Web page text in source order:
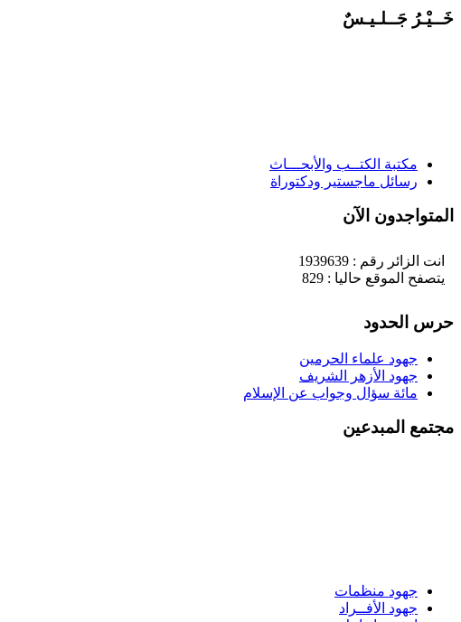
خَــيْـرُ جَــلـيـسٌ
مكتبة الكتــب والأبحـــاث
رسائل ماجستير ودكتوراة
المتواجدون الآن
انت الزائر رقم : 1939639
يتصفح الموقع حاليا : 829
حرس الحدود
جهود علماء الحرمين
جهود الأزهر الشريف
مائة سؤال وجواب عن الإسلام
مجتمع المبدعين
جهود منظمات
جهود الأفــراد